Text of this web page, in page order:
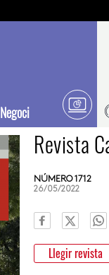
Negoci
Revista
NÚMERO 1712
26/05/2022
Llegir revista